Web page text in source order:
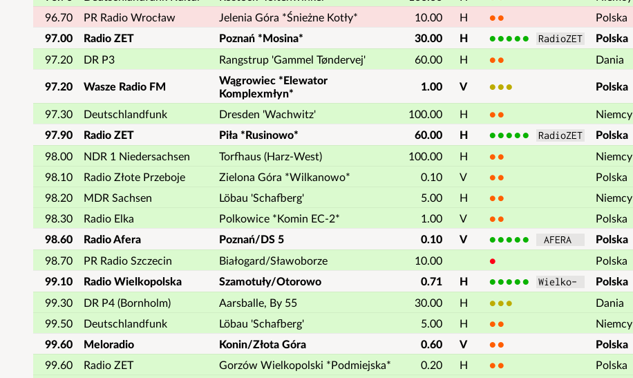
96.70
PR Radio Wrocław Jelenia Góra *Śnieżne Kotły* 10.00 H 2 Polska
97.00
Radio ZET Poznań *Mosina* 30.00 H 5 RadioZET Polska
97.20
DR P3 Rangstrup 'Gammel Tøndervej' 60.00 H 2 Dania
97.20 Wasze Radio FM
Wągrowiec *Elewator
Komplexmłyn*
1.00 V 3 Polska
97.30 Deutschlandfunk Dresden 'Wachwitz' 100.00 H 2 Niemcy
97.90
Radio ZET Piła *Rusinowo* 60.00 H 5 RadioZET Polska
98.00
NDR 1 Niedersachsen Torfhaus (Harz-West) 100.00 H 2 Niemcy
98.10
Radio Złote Przeboje Zielona Góra *Wilkanowo* 0.10 V 2 Polska
98.20
MDR Sachsen Löbau 'Schafberg' 5.00 H 2 Niemcy
98.30
Radio Elka Polkowice *Komin EC-2* 1.00 V 2 Polska
98.60
Radio Afera Poznań/DS 5 0.10 V 5 AFERA Polska
98.70
PR Radio Szczecin Białogard/Sławoborze 10.00 1 Polska
99.10
Radio Wielkopolska Szamotuły/Otorowo 0.71 H 5 Wielko- Polska
99.30
DR P4 (Bornholm) Aarsballe, By 55 30.00 H 3 Dania
99.50
Deutschlandfunk Löbau 'Schafberg' 5.00 H 2 Niemcy
99.60
Meloradio Konin/Złota Góra 0.60 V 2 Polska
99.60
Radio ZET Gorzów Wielkopolski *Podmiejska* 0.20 H 2 Polska